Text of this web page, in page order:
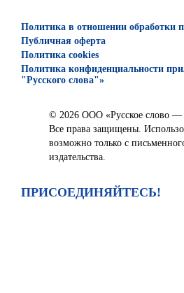
Политика в отношении обработки
Публичная оферта
Политика cookies
Политика конфиденциальности
"Русского слова"»
© 2026 ООО «Русское слово —
Все права защищены.
возможно только с
издательства.
ПРИСОЕДИНЯЙТЕСЬ!